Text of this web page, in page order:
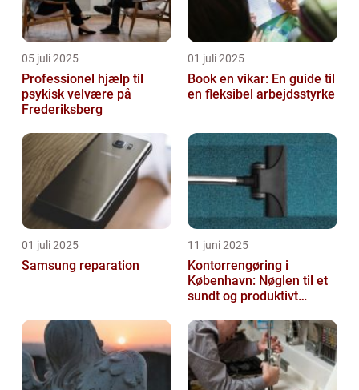
05 juli 2025
Professionel hjælp til
psykisk velvære på
Frederiksberg
01 juli 2025
Book en vikar: En guide til
en fleksibel arbejdsstyrke
01 juli 2025
Samsung reparation
11 juni 2025
Kontorrengøring i
København: Nøglen til et
sundt og produktivt